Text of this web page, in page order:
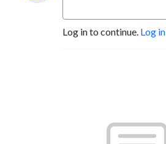
Log in to continue. Log in